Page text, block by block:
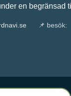
en begränsad tid
📌 besök: